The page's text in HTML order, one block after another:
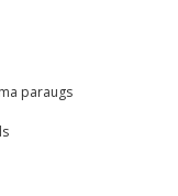
paraugs